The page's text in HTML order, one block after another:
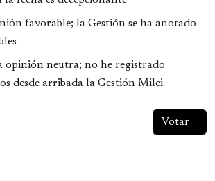
favorable; la Gestión se ha anotado
opinión neutra; no he registrado
desde arribada la Gestión Milei